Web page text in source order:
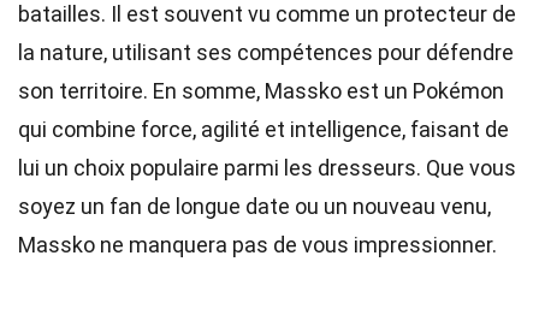
batailles. Il est souvent vu comme un protecteur de
la nature, utilisant ses compétences pour défendre
son territoire. En somme, Massko est un Pokémon
qui combine force, agilité et intelligence, faisant de
lui un choix populaire parmi les dresseurs. Que vous
soyez un fan de longue date ou un nouveau venu,
Massko ne manquera pas de vous impressionner.